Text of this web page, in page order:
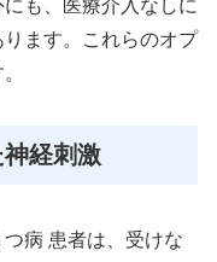
も、医療介入なしに
ます。これらのオプ
経刺激
病 患者は、受けな